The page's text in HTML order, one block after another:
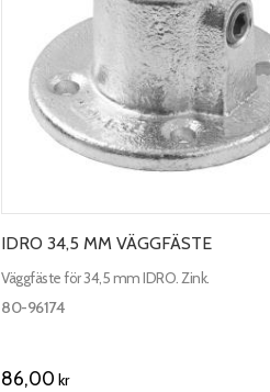
IDRO 34,5 MM VÄGGFÄSTE
Väggfäste för 34,5 mm IDRO. Zink.
80-96174
86,00 kr